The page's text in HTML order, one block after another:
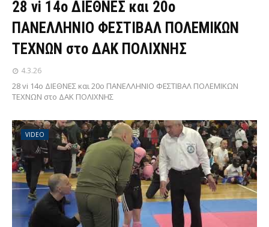
28 vi 14ο ΔΙΕΘΝΕΣ και 20ο
ΠΑΝΕΛΛΗΝΙΟ ΦΕΣΤΙΒΑΛ ΠΟΛΕΜΙΚΩΝ
ΤΕΧΝΩΝ στο ΔΑΚ ΠΟΛΙΧΝΗΣ
4.3.26
28 vi 14ο ΔΙΕΘΝΕΣ και 20ο ΠΑΝΕΛΛΗΝΙΟ ΦΕΣΤΙΒΑΛ ΠΟΛΕΜΙΚΩΝ
ΤΕΧΝΩΝ στο ΔΑΚ ΠΟΛΙΧΝΗΣ
VIDEO